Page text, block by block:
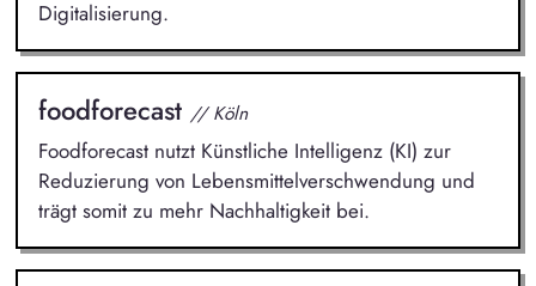
Digitalisierung.
foodforecast // Köln
Foodforecast nutzt Künstliche Intelligenz (KI) zur
Reduzierung von Lebensmittelverschwendung und
trägt somit zu mehr Nachhaltigkeit bei.